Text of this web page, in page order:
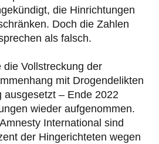
die Hinrichtungen
Doch die Zahlen
als falsch.
Vollstreckung der
mit Drogendelikten
ausgesetzt – Ende 2022
wieder aufgenommen.
International sind
der Hingerichteten wegen